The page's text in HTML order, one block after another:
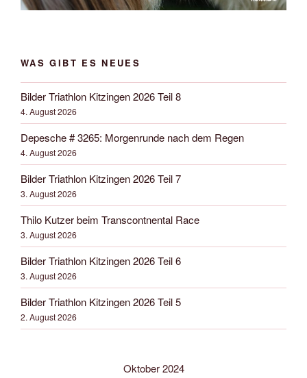
WAS GIBT ES NEUES
Bilder Triathlon Kitzingen 2026 Teil 8
4. August 2026
Depesche # 3265: Morgenrunde nach dem Regen
4. August 2026
Bilder Triathlon Kitzingen 2026 Teil 7
3. August 2026
Thilo Kutzer beim Transcontnental Race
3. August 2026
Bilder Triathlon Kitzingen 2026 Teil 6
3. August 2026
Bilder Triathlon Kitzingen 2026 Teil 5
2. August 2026
Oktober 2024